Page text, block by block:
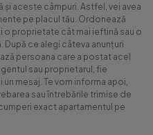
aceste câmpuri. Astfel, vei avea
pe placul tău. Ordonează
o proprietate cât mai ieftină sau o
După ce alegi câteva anunțuri
persoana care a postat acel
sau proprietarul, fie
mesaj. Te vom informa apoi,
sau întrebările trimise de
exact apartamentul pe